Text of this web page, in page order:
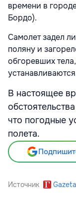
времени в
Бордо).
Самолет задел
поляну и
обгоревших
В настоящее
что погодные
полета.
Источник Gazeta